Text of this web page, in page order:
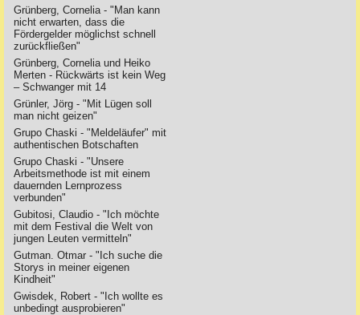
Grünberg, Cornelia - "Man kann
nicht erwarten, dass die
Fördergelder möglichst schnell
zurückfließen"
Grünberg, Cornelia und Heiko
Merten - Rückwärts ist kein Weg
– Schwanger mit 14
Grünler, Jörg - "Mit Lügen soll
man nicht geizen"
Grupo Chaski - "Meldeläufer" mit
authentischen Botschaften
Grupo Chaski - "Unsere
Arbeitsmethode ist mit einem
dauernden Lernprozess
verbunden"
Gubitosi, Claudio - "Ich möchte
mit dem Festival die Welt von
jungen Leuten vermitteln"
Gutman. Otmar - "Ich suche die
Storys in meiner eigenen
Kindheit"
Gwisdek, Robert - "Ich wollte es
unbedingt ausprobieren"